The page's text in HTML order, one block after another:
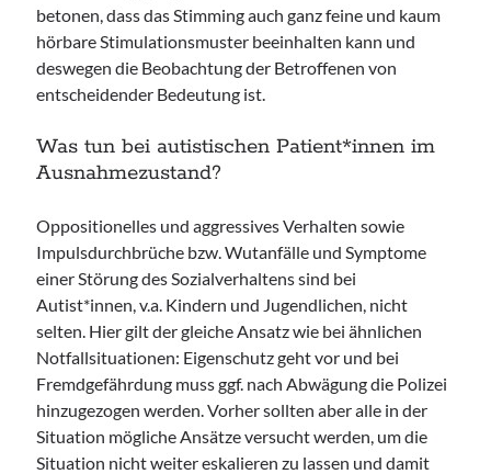
betonen, dass das Stimming auch ganz feine und kaum
hörbare Stimulationsmuster beeinhalten kann und
deswegen die Beobachtung der Betroffenen von
entscheidender Bedeutung ist.
Was tun bei autistischen Patient*innen im
Ausnahmezustand?
Oppositionelles und aggressives Verhalten sowie
Impulsdurchbrüche bzw. Wutanfälle und Symptome
einer Störung des Sozialverhaltens sind bei
Autist*innen, v.a. Kindern und Jugendlichen, nicht
selten. Hier gilt der gleiche Ansatz wie bei ähnlichen
Notfallsituationen: Eigenschutz geht vor und bei
Fremdgefährdung muss ggf. nach Abwägung die Polizei
hinzugezogen werden. Vorher sollten aber alle in der
Situation mögliche Ansätze versucht werden, um die
Situation nicht weiter eskalieren zu lassen und damit